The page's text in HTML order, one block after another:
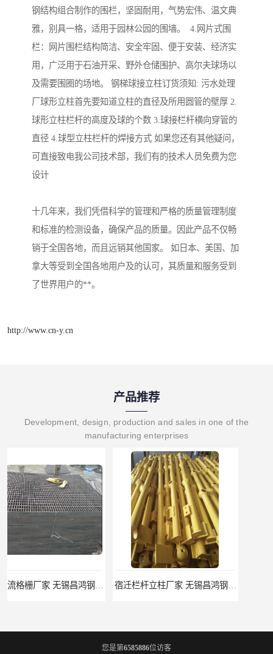
钢结构组合制作的围栏，坚固耐用，气势宏伟、温文典
雅，别具一格，适用于园林公园的围墙。 4.网片式围
栏：网片围栏结构简洁、安全牢固、便于安装、经济实
用，广泛用于石油开采、野外仓储围护、高尔夫球场以
及需要围圈的场地。 钢梯球接立柱订货须知: 污水处理
厂球形立柱首先要知道立柱的直径及所用圆管的壁厚 2.
球形立柱栏杆的高度及球的个数 3.球接栏杆横向穿管的
直径 4.球型立柱栏杆的焊接方式 如果您还有其他疑问，
可直接致电我公司技术部，我们有的技术人员免费为您
设计
十几年来，我们凭借科学的管理和严格的质量管理制度
和标准的检测设备，确保产品的质量。因此产品不仅畅
销于全国各地，而且远销其他国家。 如日本、美国、加
拿大等受到全国各地用户及的认可，其质量和服务受到
了世界用户的**。
http://www.cn-y.cn
产品推荐
Development, design, production and sales in one of the
manufacturing enterprises
宿迁栏杆立柱厂家 无锡昌鸿钢格板有限公司
您是第6585886位访客